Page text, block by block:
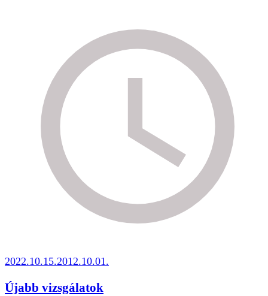
2022.10.15.2012.10.01.
Újabb vizsgálatok